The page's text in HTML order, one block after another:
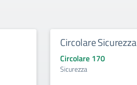
Circolare Sicurezza
Circolare 170
Sicurezza